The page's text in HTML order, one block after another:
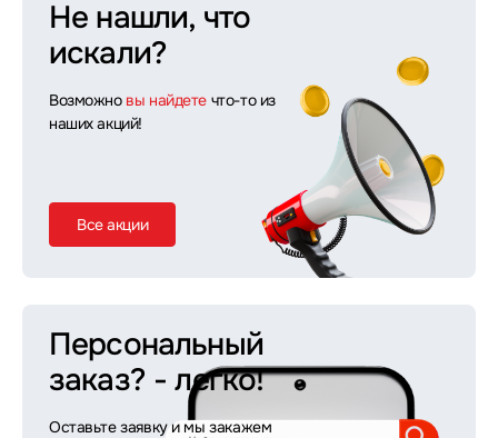
Не нашли, что
искали?
Возможно вы найдете что-то из
наших акций!
Все акции
Персональный
заказ? - легко!
Оставьте заявку и мы закажем